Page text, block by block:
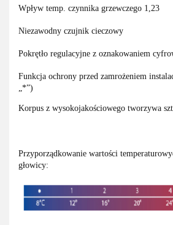
Wpływ temp. czynnika grzewczego 1,23
Niezawodny czujnik cieczowy
Pokrętło regulacyjne z oznakowaniem
Funkcja ochrony przed zamrożeniem
„*”)
Korpus z wysokojakościowego tworzywa
Przyporządkowanie wartości
głowicy: